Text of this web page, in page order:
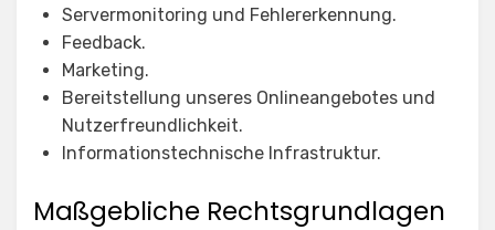
Servermonitoring und Fehlererkennung.
Feedback.
Marketing.
Bereitstellung unseres Onlineangebotes und
Nutzerfreundlichkeit.
Informationstechnische Infrastruktur.
Maßgebliche Rechtsgrundlagen